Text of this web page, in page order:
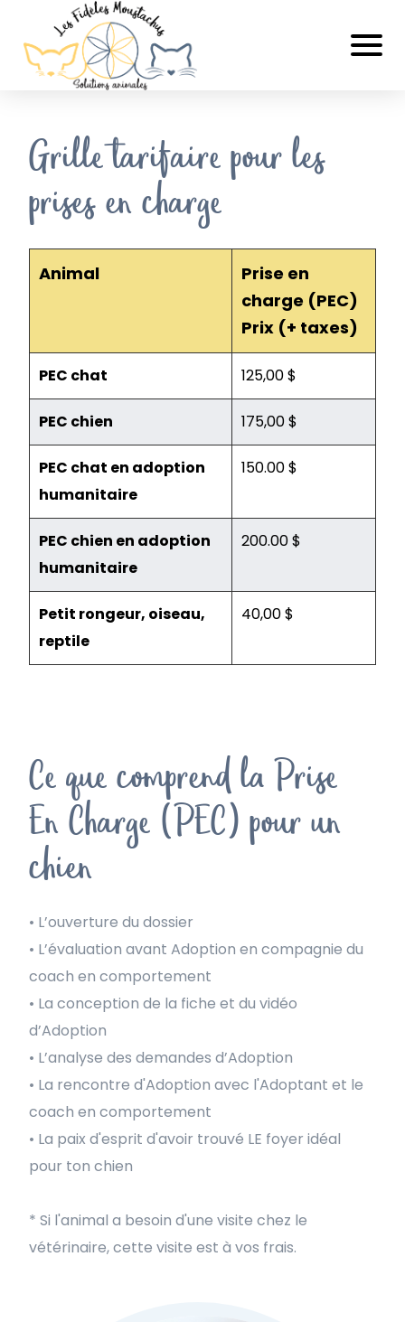
Grille tarifaire pour les
prises en charge
Animal
Prise en
charge (PEC)
Prix (+ taxes)
PEC chat 125,00 $
PEC chien 175,00 $
PEC chat en adoption
humanitaire
150.00 $
PEC chien en adoption
humanitaire
200.00 $
Petit rongeur, oiseau,
reptile
40,00 $
Ce que comprend la Prise
En Charge (PEC) pour un
chien
• L’ouverture du dossier
• L’évaluation avant Adoption en compagnie du
coach en comportement
• La conception de la fiche et du vidéo
d’Adoption
• L’analyse des demandes d’Adoption
• La rencontre d'Adoption avec l'Adoptant et le
coach en comportement
• La paix d'esprit d'avoir trouvé LE foyer idéal
pour ton chien
* Si l'animal a besoin d'une visite chez le
vétérinaire, cette visite est à vos frais.